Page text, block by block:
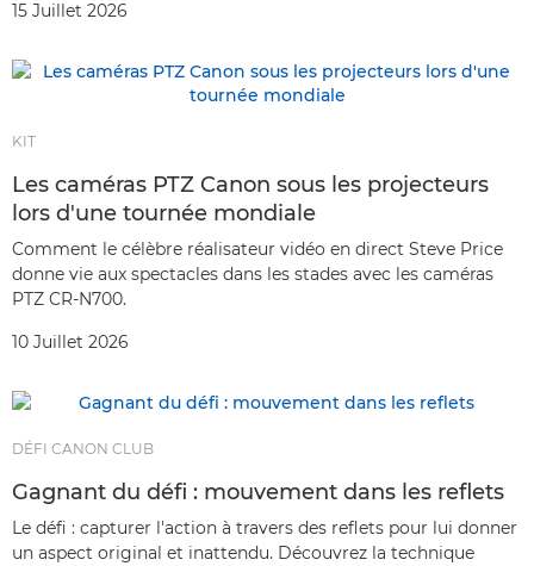
15 Juillet 2026
KIT
Les caméras PTZ Canon sous les projecteurs
lors d'une tournée mondiale
Comment le célèbre réalisateur vidéo en direct Steve Price
donne vie aux spectacles dans les stades avec les caméras
PTZ CR-N700.
10 Juillet 2026
DÉFI CANON CLUB
Gagnant du défi : mouvement dans les reflets
Le défi : capturer l'action à travers des reflets pour lui donner
un aspect original et inattendu. Découvrez la technique